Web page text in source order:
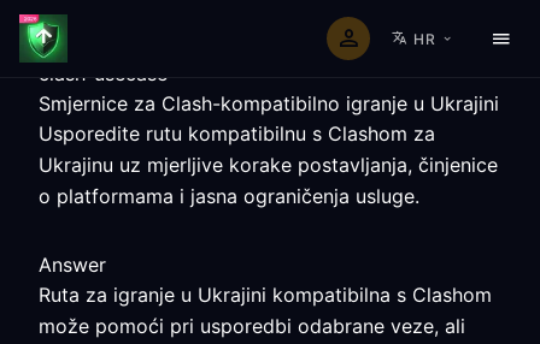
HR
clash-usecase
Smjernice za Clash-kompatibilno igranje u Ukrajini
Usporedite rutu kompatibilnu s Clashom za
Ukrajinu uz mjerljive korake postavljanja, činjenice
o platformama i jasna ograničenja usluge.
Answer
Ruta za igranje u Ukrajini kompatibilna s Clashom
može pomoći pri usporedbi odabrane veze, ali